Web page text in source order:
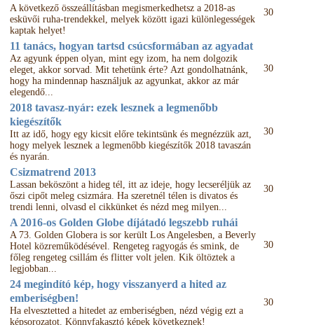
A következő összeállításban megismerkedhetsz a 2018-as
esküvői ruha-trendekkel, melyek között igazi különlegességek
kaptak helyet!
30
11 tanács, hogyan tartsd csúcsformában az agyadat
Az agyunk éppen olyan, mint egy izom, ha nem dolgozik
eleget, akkor sorvad. Mit tehetünk érte? Azt gondolhatnánk,
hogy ha mindennap használjuk az agyunkat, akkor az már
elegendő...
30
2018 tavasz-nyár: ezek lesznek a legmenőbb
kiegészítők
Itt az idő, hogy egy kicsit előre tekintsünk és megnézzük azt,
hogy melyek lesznek a legmenőbb kiegészítők 2018 tavaszán
és nyarán.
30
Csizmatrend 2013
Lassan beköszönt a hideg tél, itt az ideje, hogy lecseréljük az
őszi cipőt meleg csizmára. Ha szeretnél télen is divatos és
trendi lenni, olvasd el cikkünket és nézd meg milyen...
30
A 2016-os Golden Globe díjátadó legszebb ruhái
A 73. Golden Globera is sor került Los Angelesben, a Beverly
Hotel közreműködésével. Rengeteg ragyogás és smink, de
főleg rengeteg csillám és flitter volt jelen. Kik öltöztek a
legjobban...
30
24 megindító kép, hogy visszanyerd a hited az
emberiségben!
Ha elvesztetted a hitedet az emberiségben, nézd végig ezt a
képsorozatot. Könnyfakasztó képek következnek!
30